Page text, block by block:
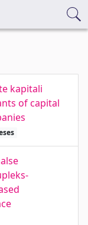
kapitali
of capital